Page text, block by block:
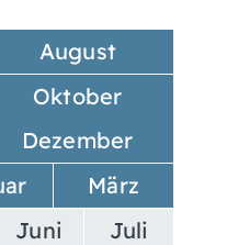
August
Oktober
Dezember
März
Juni Juli